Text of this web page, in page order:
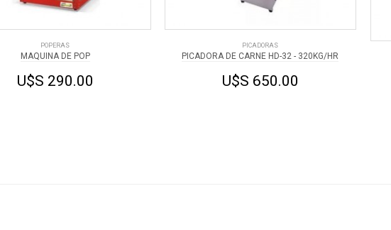
POPERAS
MAQUINA DE POP
U$S 290.00
PICADORAS
PICADORA DE CARNE HD-32 - 320KG/HR
U$S 650.00